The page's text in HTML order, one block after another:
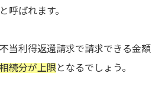
呼ばれます。
当利得返還請求で請求できる金額
続分が上限となるでしょう。